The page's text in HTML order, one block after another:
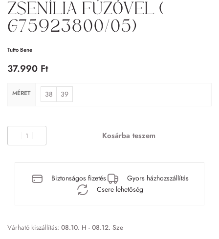
zsenília fűzővel (
G75923800/05)
Tutto Bene
37.990 Ft
MÉRET 38 39
Kosárba teszem
Biztonságos fizetés
Gyors házhozszállítás
Csere lehetőség
Várható kiszállítás: 08.10. H - 08.12. Sze